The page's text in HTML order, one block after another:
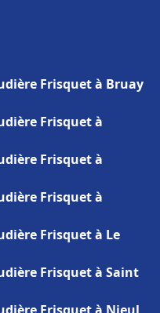
Frisquet à Bruay
Frisquet à
Frisquet à
Frisquet à
Frisquet à Le
Frisquet à Saint